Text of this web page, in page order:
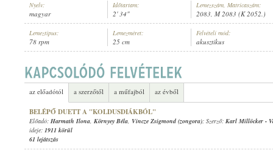
Nyelv:
magyar
Időtartam:
2' 34"
Lemezszám, Matricaszám:
2083, M 2083 (K 2052.)
Lemeztípus:
78 rpm
Lemezméret:
25 cm
Felvételi mód:
akusztikus
az előadótól a szerzőtől a műfajból az évből
BELÉPŐ DUETT A "KOLDUSDIÁKBÓL"
Előadó: Harmath Ilona, Környey Béla, Vincze Zsigmond (zongora); Szerző: Karl Millöcker -
ideje: 1911 körül
61 lejátszás